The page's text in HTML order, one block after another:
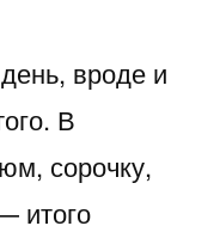
вроде и
В
сорочку,
итого